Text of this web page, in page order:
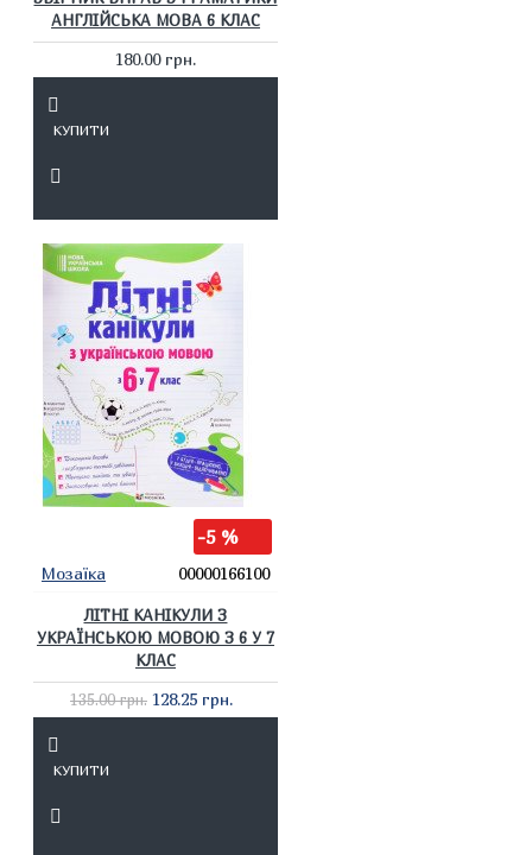
АНГЛІЙСЬКА МОВА 6 КЛАС
180.00 грн.
КУПИТИ
-5 %
Мозаїка 00000166100
ЛІТНІ КАНІКУЛИ З
УКРАЇНСЬКОЮ МОВОЮ З 6 У 7
КЛАС
135.00 грн. 128.25 грн.
КУПИТИ